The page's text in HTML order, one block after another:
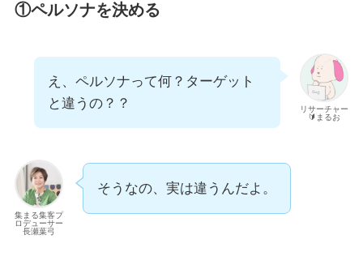
①ペルソナを決める
リサーチャー
🔰まるお
え、ペルソナって何？ターゲット
と違うの？？
集まる集客プ
ロデューサー
長瀬葉弓
そうなの、実は違うんだよ。